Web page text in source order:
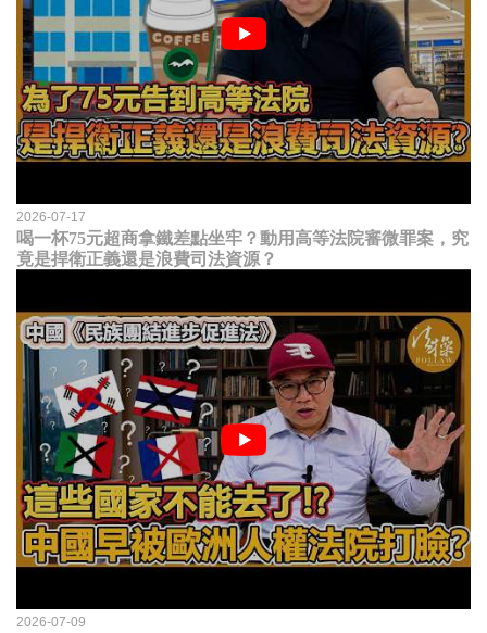
2026-07-17
喝一杯75元超商拿鐵差點坐牢？動用高等法院審微罪案，究
竟是捍衛正義還是浪費司法資源？
2026-07-09